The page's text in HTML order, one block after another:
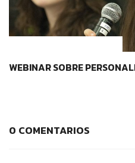
WEBINAR SOBRE
0 COMENTARIOS